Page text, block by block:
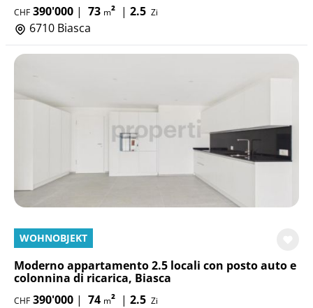
CHF 390'000 | 73 m² | 2.5 Zi
6710 Biasca
WOHNOBJEKT
Moderno appartamento 2.5 locali con posto auto e
colonnina di ricarica, Biasca
CHF 390'000 | 74 m² | 2.5 Zi